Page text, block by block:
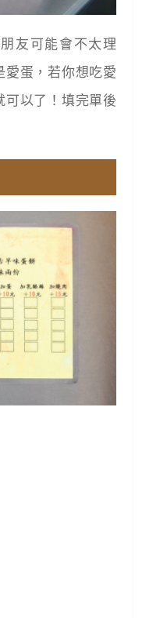
友可能會不太理
愛蛋，若你想吃愛
可以了！填完單後